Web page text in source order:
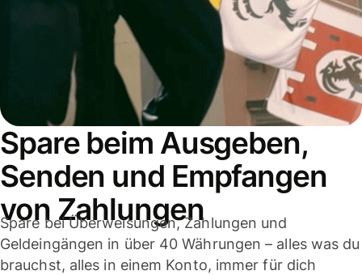
Spare beim Ausgeben,
Senden und Empfangen
von Zahlungen
Spare bei Überweisungen, Zahlungen und
Geldeingängen in über 40 Währungen – alles was du
brauchst, alles in einem Konto, immer für dich